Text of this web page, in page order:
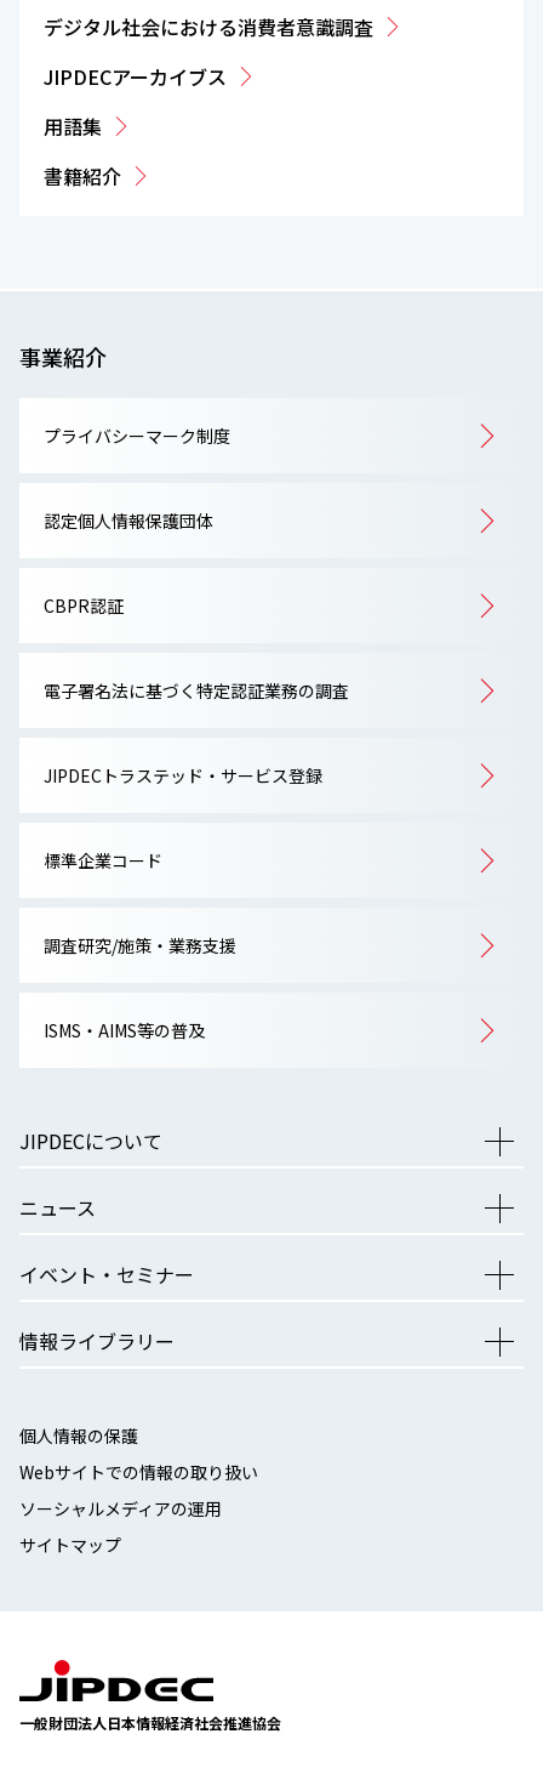
デジタル社会における消費者意識調査
JIPDECアーカイブス
用語集
書籍紹介
事業紹介
プライバシーマーク制度
認定個人情報保護団体
CBPR認証
電子署名法に基づく特定認証業務の調査
JIPDECトラステッド・サービス登録
標準企業コード
調査研究/施策・業務支援
ISMS・AIMS等の普及
JIPDECについて
ニュース
イベント・セミナー
情報ライブラリー
個人情報の保護
Webサイトでの情報の取り扱い
ソーシャルメディアの運用
サイトマップ
一般財団法人日本情報経済社会推進協会